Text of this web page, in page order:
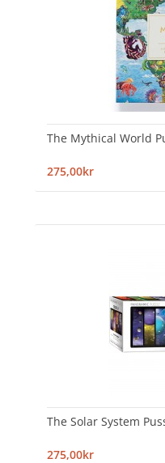
The Mythical World
275,00kr
The Solar System
275,00kr